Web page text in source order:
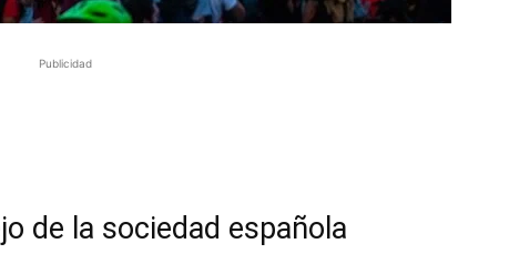
Publicidad
de la sociedad española